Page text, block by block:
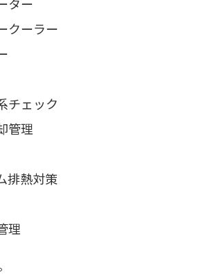
クーラー
チェック
管理
排熱対策
理